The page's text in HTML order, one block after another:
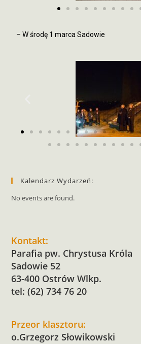
– W środę 1 marca Sadowie
Kalendarz Wydarzeń:
No events are found.
Kontakt:
Parafia pw. Chrystusa Króla
Sadowie 52
63-400 Ostrów Wlkp.
tel: (62) 734 76 20
Przeor klasztoru:
o.Grzegorz Słowikowski